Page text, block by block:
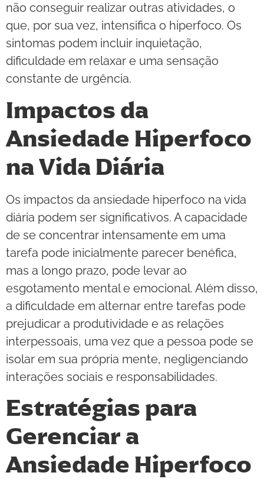
não conseguir realizar outras atividades, o
que, por sua vez, intensifica o hiperfoco. Os
sintomas podem incluir inquietação,
dificuldade em relaxar e uma sensação
constante de urgência.
Impactos da
Ansiedade Hiperfoco
na Vida Diária
Os impactos da ansiedade hiperfoco na vida
diária podem ser significativos. A capacidade
de se concentrar intensamente em uma
tarefa pode inicialmente parecer benéfica,
mas a longo prazo, pode levar ao
esgotamento mental e emocional. Além disso,
a dificuldade em alternar entre tarefas pode
prejudicar a produtividade e as relações
interpessoais, uma vez que a pessoa pode se
isolar em sua própria mente, negligenciando
interações sociais e responsabilidades.
Estratégias para
Gerenciar a
Ansiedade Hiperfoco